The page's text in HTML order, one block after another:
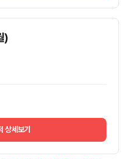
)
상세보기